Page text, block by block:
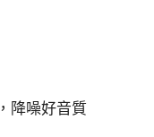
降噪好音質